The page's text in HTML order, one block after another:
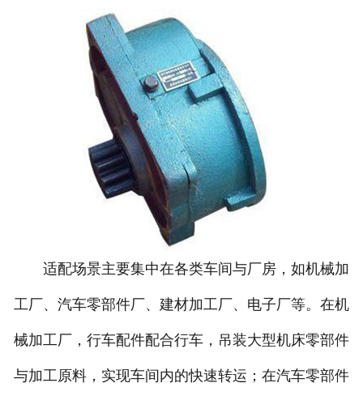
适配场景主要集中在各类车间与厂房，如机械加
工厂、汽车零部件厂、建材加工厂、电子厂等。在机
械加工厂，行车配件配合行车，吊装大型机床零部件
与加工原料，实现车间内的快速转运；在汽车零部件